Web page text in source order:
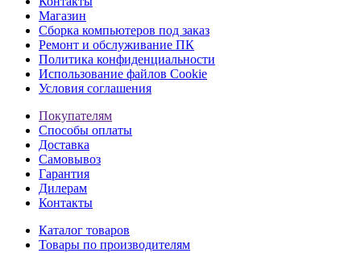
Магазин
Сборка компьютеров под заказ
Ремонт и обслуживание ПК
Политика конфиденциальности
Использование файлов Cookie
Условия соглашения
Покупателям
Способы оплаты
Доставка
Самовывоз
Гарантия
Дилерам
Контакты
Каталог товаров
Товары по производителям